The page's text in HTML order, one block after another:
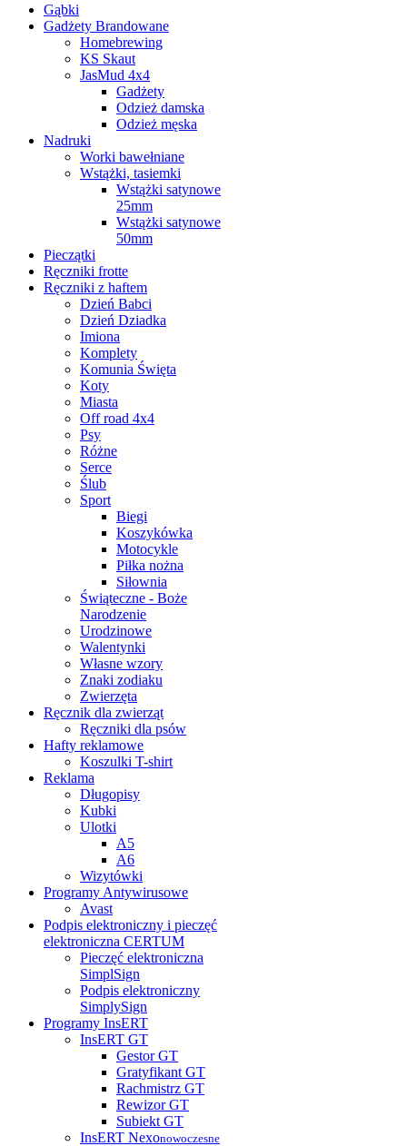
Gąbki
Gadżety Brandowane
Homebrewing
KS Skaut
JasMud 4x4
Gadżety
Odzież damska
Odzież męska
Nadruki
Worki bawełniane
Wstążki, tasiemki
Wstążki satynowe
25mm
Wstążki satynowe
50mm
Pieczątki
Ręczniki frotte
Ręczniki z haftem
Dzień Babci
Dzień Dziadka
Imiona
Komplety
Komunia Święta
Koty
Miasta
Off road 4x4
Psy
Różne
Serce
Ślub
Sport
Biegi
Koszykówka
Motocykle
Piłka nożna
Siłownia
Świąteczne - Boże
Narodzenie
Urodzinowe
Walentynki
Własne wzory
Znaki zodiaku
Zwierzęta
Ręcznik dla zwierząt
Ręczniki dla psów
Hafty reklamowe
Koszulki T-shirt
Reklama
Długopisy
Kubki
Ulotki
A5
A6
Wizytówki
Programy Antywirusowe
Avast
Podpis elektroniczny i pieczęć
elektroniczna CERTUM
Pieczęć elektroniczna
SimplSign
Podpis elektroniczny
SimplySign
Programy InsERT
InsERT GT
Gestor GT
Gratyfikant GT
Rachmistrz GT
Rewizor GT
Subiekt GT
InsERT Nexonowoczesne